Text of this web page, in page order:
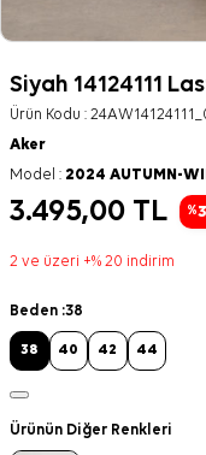
Siyah 14124111
Ürün Kodu :
Aker
Model : 2024 AUTUMN-
3.495,00 TL %
2 ve üzeri +% 20 indirim
Beden :38
38 40 42 44
Ürünün Diğer Renkleri